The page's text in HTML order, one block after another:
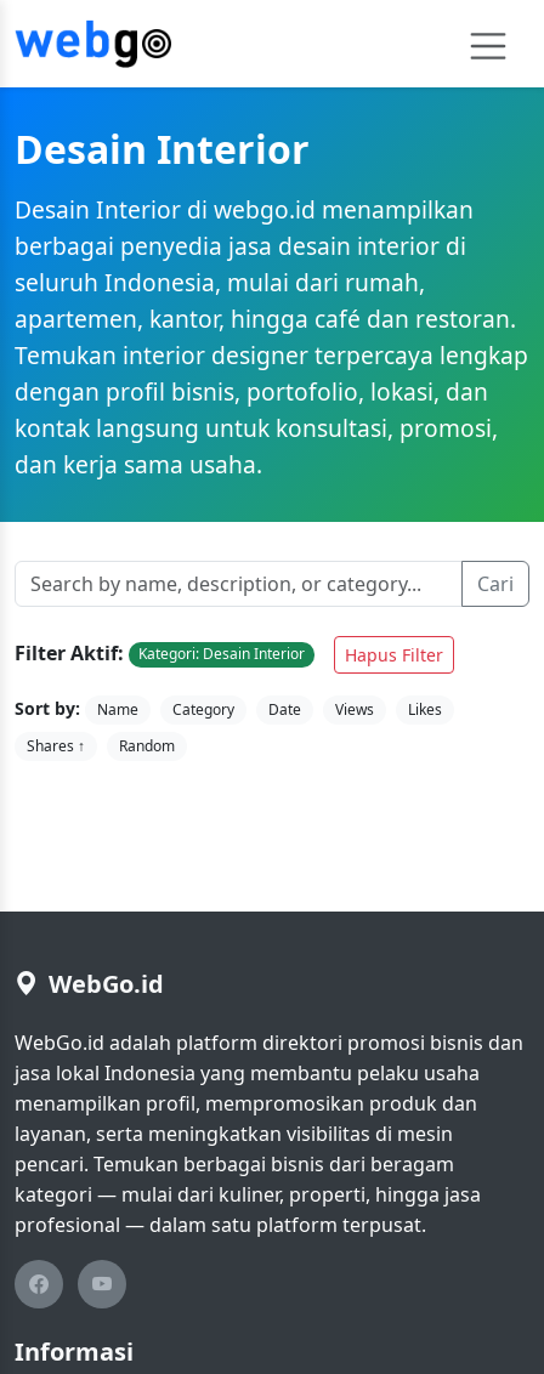
Desain Interior
Desain Interior di webgo.id menampilkan
berbagai penyedia jasa desain interior di
seluruh Indonesia, mulai dari rumah,
apartemen, kantor, hingga café dan restoran.
Temukan interior designer terpercaya lengkap
dengan profil bisnis, portofolio, lokasi, dan
kontak langsung untuk konsultasi, promosi,
dan kerja sama usaha.
Cari
Filter Aktif: Kategori: Desain Interior Hapus Filter
Sort by: Name Category Date Views
Likes
Shares ↑
Random
WebGo.id
WebGo.id adalah platform direktori promosi bisnis dan
jasa lokal Indonesia yang membantu pelaku usaha
menampilkan profil, mempromosikan produk dan
layanan, serta meningkatkan visibilitas di mesin
pencari. Temukan berbagai bisnis dari beragam
kategori — mulai dari kuliner, properti, hingga jasa
profesional — dalam satu platform terpusat.
Informasi